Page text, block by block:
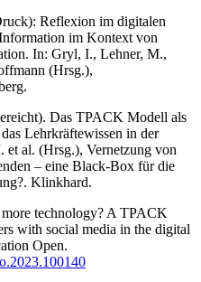
Reflexion im digitalen
im Kontext von
In: Gryl, I., Lehner, M.,
(Hrsg.),
Das TPACK Modell als
Lehrkräftewissen in der
al. (Hrsg.), Vernetzung von
– eine Black-Box für die
Klinkhard.
technology? A TPACK
with social media in the digital
Open.